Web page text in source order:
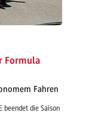
Formula
Fahren
beendet die Saison